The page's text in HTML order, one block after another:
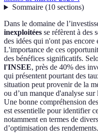
Sommaire(10 sections)
Dans le domaine de
inexploitées se réfèrent à des
des idées qui n'ont pas encore
L'importance de ces
des bénéfices significatifs.
l'INSEE, près de 40% des
qui présentent pourtant des
situation peut provenir de la
ou d’un manque d'analyse
Une bonne compréhension
est essentielle pour identifier
notamment en termes de
d’optimisation des rendements.